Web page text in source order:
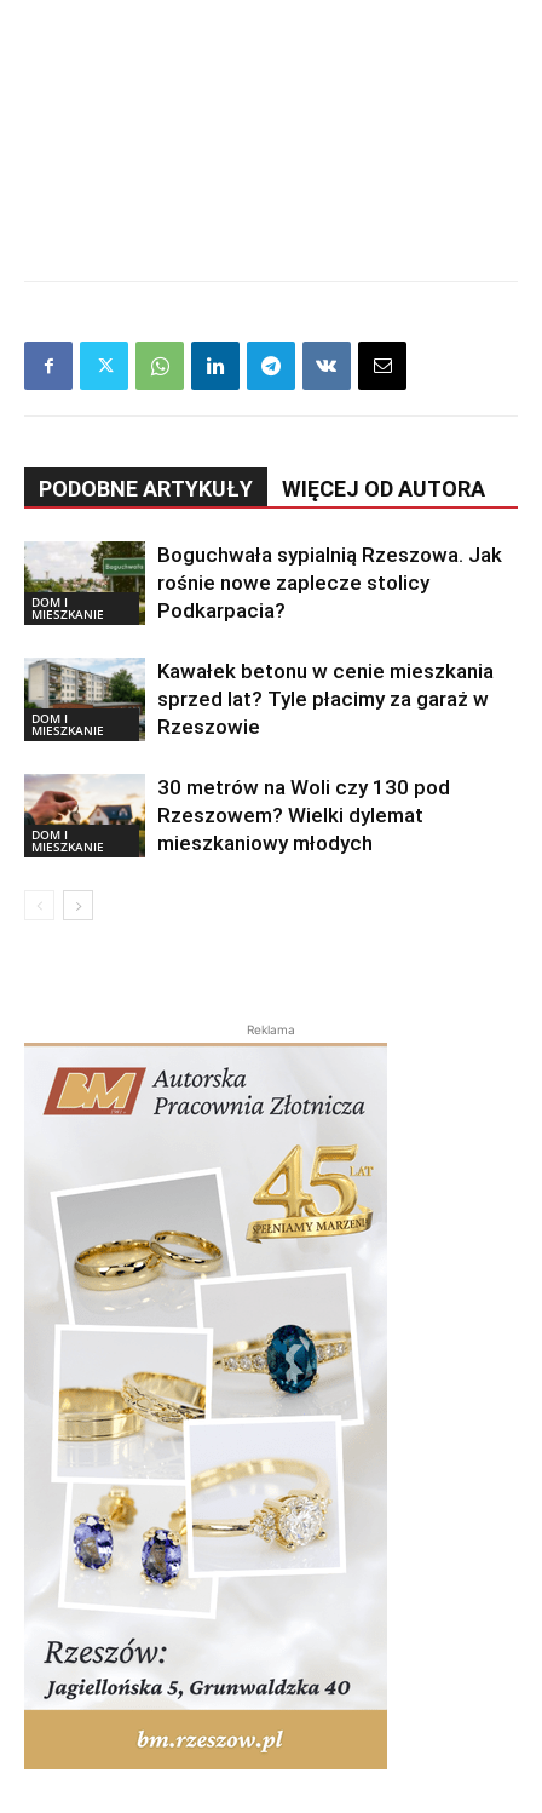
PODOBNE ARTYKUŁY WIĘCEJ OD AUTORA
DOM I
MIESZKANIE
Boguchwała sypialnią Rzeszowa. Jak
rośnie nowe zaplecze stolicy
Podkarpacia?
DOM I
MIESZKANIE
Kawałek betonu w cenie mieszkania
sprzed lat? Tyle płacimy za garaż w
Rzeszowie
DOM I
MIESZKANIE
30 metrów na Woli czy 130 pod
Rzeszowem? Wielki dylemat
mieszkaniowy młodych
Reklama